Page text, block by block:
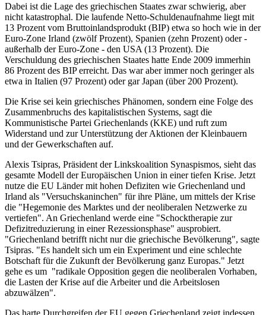
Dabei ist die Lage des griechischen Staates zwar schwierig, aber
nicht katastrophal. Die laufende Netto-Schuldenaufnahme liegt mit
13 Prozent vom Bruttoinlandsprodukt (BIP) etwa so hoch wie in der
Euro-Zone Irland (zwölf Prozent), Spanien (zehn Prozent) oder -
außerhalb der Euro-Zone - den USA (13 Prozent). Die
Verschuldung des griechischen Staates hatte Ende 2009 immerhin
86 Prozent des BIP erreicht. Das war aber immer noch geringer als
etwa in Italien (97 Prozent) oder gar Japan (über 200 Prozent).
Die Krise sei kein griechisches Phänomen, sondern eine Folge des
Zusammenbruchs des kapitalistischen Systems, sagt die
Kommunistische Partei Griechenlands (KKE) und ruft zum
Widerstand und zur Unterstützung der Aktionen der Kleinbauern
und der Gewerkschaften auf.
Alexis Tsipras, Präsident der Linkskoalition Synaspismos, sieht das
gesamte Modell der Europäischen Union in einer tiefen Krise. Jetzt
nutze die EU Länder mit hohen Defiziten wie Griechenland und
Irland als "Versuchskaninchen" für ihre Pläne, um mittels der Krise
die "Hegemonie des Marktes und der neoliberalen Netzwerke zu
vertiefen". An Griechenland werde eine "Schocktherapie zur
Defizitreduzierung in einer Rezessionsphase" ausprobiert.
"Griechenland betrifft nicht nur die griechische Bevölkerung", sagte
Tsipras. "Es handelt sich um ein Experiment und eine schlechte
Botschaft für die Zukunft der Bevölkerung ganz Europas." Jetzt
gehe es um "radikale Opposition gegen die neoliberalen Vorhaben,
die Lasten der Krise auf die Arbeiter und die Arbeitslosen
abzuwälzen".
Das harte Durchgreifen der EU gegen Griechenland zeigt indessen